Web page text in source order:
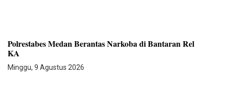
Polrestabes Medan Berantas Narkoba di Bantaran Rel
KA
Minggu, 9 Agustus 2026